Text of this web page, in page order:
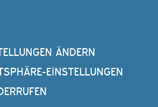
ÄNDERN
EINSTELLUNGEN